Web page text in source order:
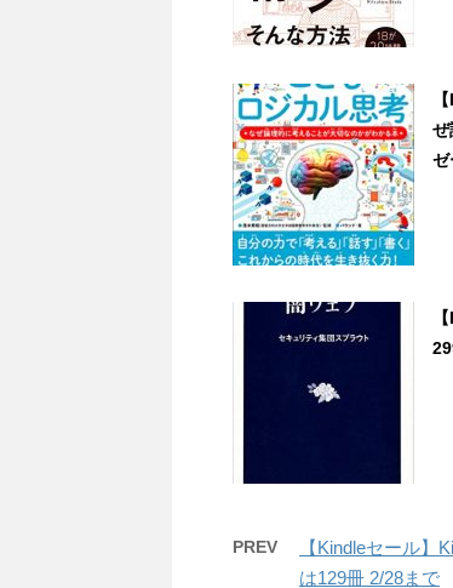
ぜ
ゼ
PREV
【Kindleセール
は129冊 2/28まで